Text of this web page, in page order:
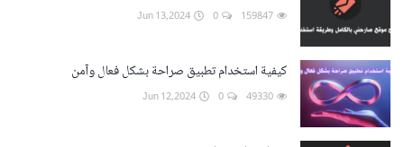
كيفية استخدام تطبيق صراحة بشكل فعال وآمن